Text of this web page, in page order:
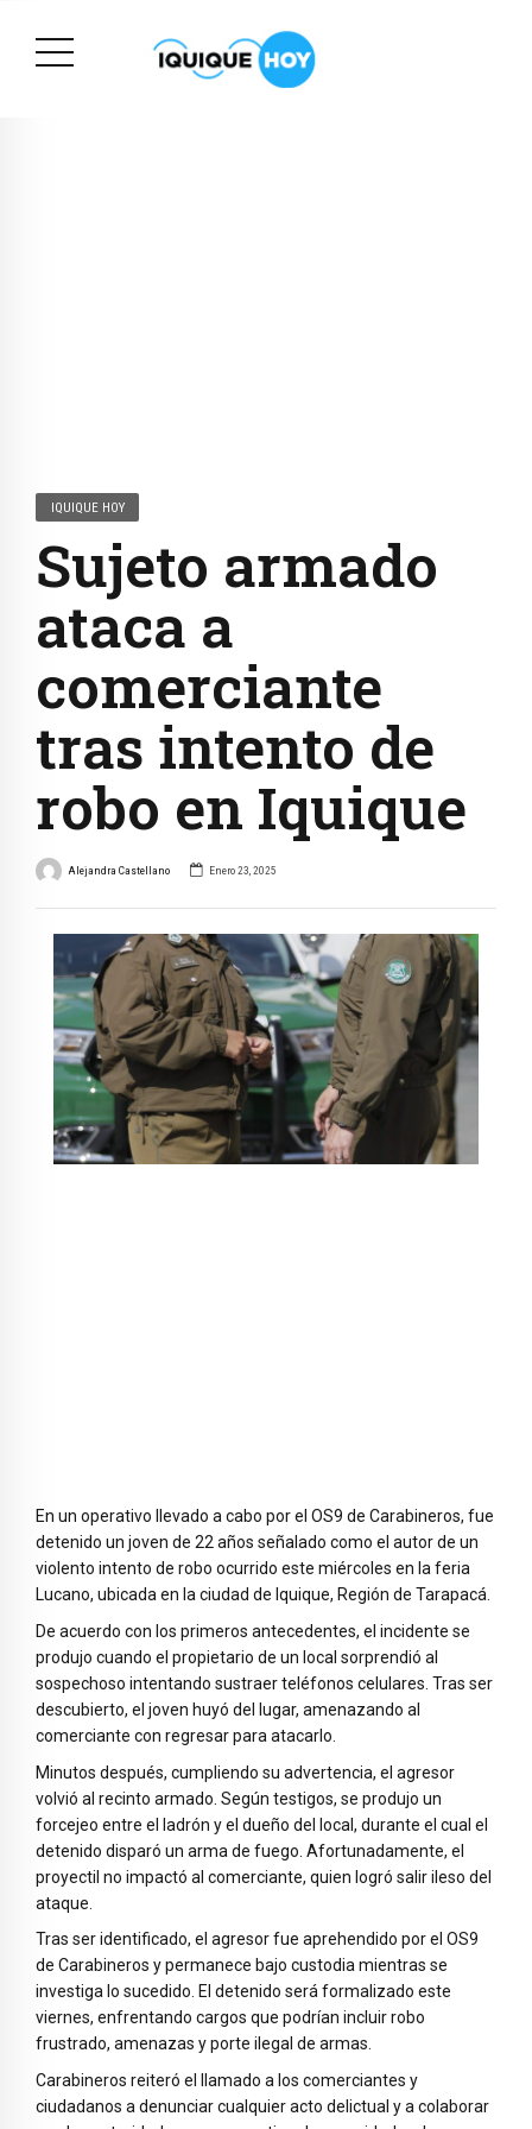
IQUIQUE HOY
Sujeto armado
ataca a
comerciante
tras intento de
robo en Iquique
Alejandra Castellano Enero 23, 2025
En un operativo llevado a cabo por el OS9 de Carabineros, fue
detenido un joven de 22 años señalado como el autor de un
violento intento de robo ocurrido este miércoles en la feria
Lucano, ubicada en la ciudad de Iquique, Región de Tarapacá.
De acuerdo con los primeros antecedentes, el incidente se
produjo cuando el propietario de un local sorprendió al
sospechoso intentando sustraer teléfonos celulares. Tras ser
descubierto, el joven huyó del lugar, amenazando al
comerciante con regresar para atacarlo.
Minutos después, cumpliendo su advertencia, el agresor
volvió al recinto armado. Según testigos, se produjo un
forcejeo entre el ladrón y el dueño del local, durante el cual el
detenido disparó un arma de fuego. Afortunadamente, el
proyectil no impactó al comerciante, quien logró salir ileso del
ataque.
Tras ser identificado, el agresor fue aprehendido por el OS9
de Carabineros y permanece bajo custodia mientras se
investiga lo sucedido. El detenido será formalizado este
viernes, enfrentando cargos que podrían incluir robo
frustrado, amenazas y porte ilegal de armas.
Carabineros reiteró el llamado a los comerciantes y
ciudadanos a denunciar cualquier acto delictual y a colaborar